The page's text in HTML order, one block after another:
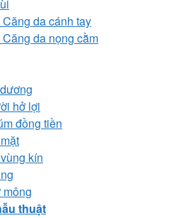
Căng da cánh tay
Căng da nọng cằm
hở lợi
đồng tiền
kín
mông
thuật